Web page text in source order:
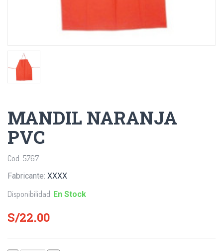
MANDIL NARANJA
PVC
Cod. 5767
Fabricante: XXXX
Disponibilidad: En Stock
S/22.00